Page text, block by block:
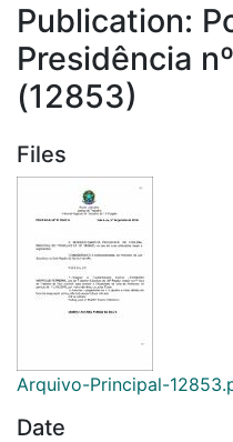
Publication:
Presidência
(12853)
Files
Arquivo-Principal-
Date